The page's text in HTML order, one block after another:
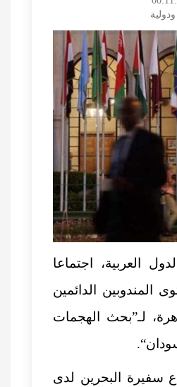
العربية، اجتماعا
المندوبين الدائمين
لـ”بحث
الهجمات
“.
سفيرة البحرين لدى